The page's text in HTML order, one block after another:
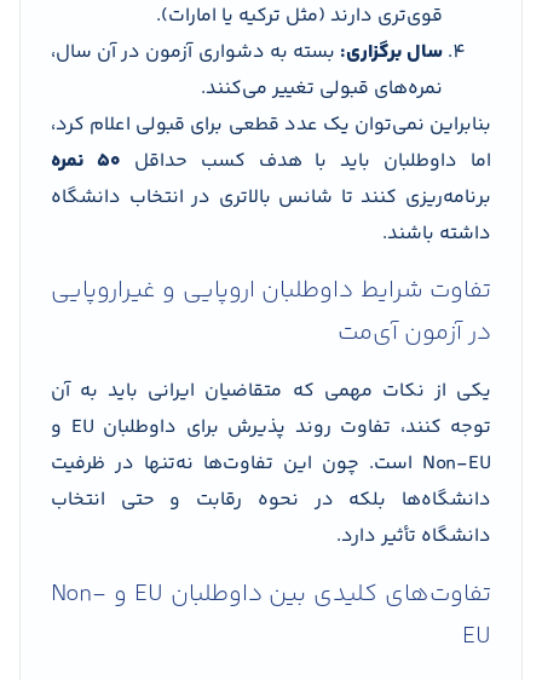
قوی‌تری دارند (مثل ترکیه یا امارات).
سال برگزاری: بسته به دشواری آزمون در آن سال،
نمره‌های قبولی تغییر می‌کنند.
بنابراین نمی‌توان یک عدد قطعی برای قبولی اعلام کرد،
اما داوطلبان باید با هدف کسب حداقل ۵۰ نمره
برنامه‌ریزی کنند تا شانس بالاتری در انتخاب دانشگاه
داشته باشند.
تفاوت شرایط داوطلبان اروپایی و غیراروپایی
در آزمون آی‌مت
یکی از نکات مهمی که متقاضیان ایرانی باید به آن
توجه کنند، تفاوت روند پذیرش برای داوطلبان EU و
Non-EU است. چون این تفاوت‌ها نه‌تنها در ظرفیت
دانشگاه‌ها بلکه در نحوه رقابت و حتی انتخاب
دانشگاه تأثیر دارد.
تفاوت‌های کلیدی بین داوطلبان EU و Non-
EU